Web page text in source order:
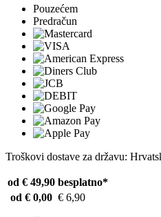
Pouzećem
Predračun
Troškovi dostave za državu:
od € 49,90 besplatno*
od € 0,00 € 6,90